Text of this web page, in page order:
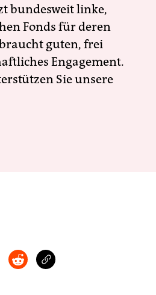
bundesweit linke,
Fonds für deren
guten, frei
Engagement.
Sie unsere